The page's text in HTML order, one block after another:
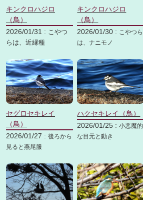
キンクロハジロ
（鳥）
2026/01/31 : こやつ
らは、近縁種
キンクロハジロ
（鳥）
2026/01/30 : こやつら
は、ナニモノ
セグロセキレイ
（鳥）
2026/01/27 : 後ろから
見ると燕尾服
ハクセキレイ（鳥）
2026/01/25 :小悪魔的
な目元と動き